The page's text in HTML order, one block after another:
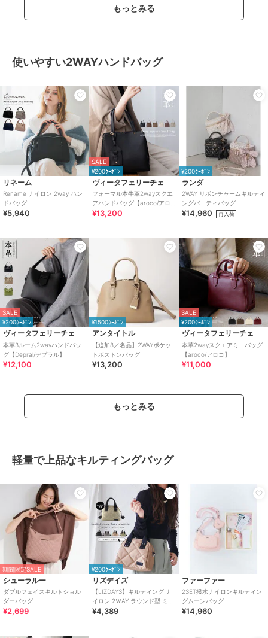
もっとみる
使いやすい2WAYハンドバッグ
リネーム
Rename ナイロン 2way ハン
ドバッグ
¥5,940
SALE
¥200ｸｰﾎﾟﾝ
ヴィータフェリーチェ
フォーマル本牛革2wayスクエ
アハンドバッグ【aroco/アロ
コ】セレモニー向け
¥13,200
¥200ｸｰﾎﾟﾝ
ランダ
2WAY リボンチャームキルティ
ングバニティバッグ
¥14,960 再入荷
SALE
¥200ｸｰﾎﾟﾝ
ヴィータフェリーチェ
本革3ルーム2wayハンドバッ
グ【Depral/デプラル】
¥12,100
¥1500ｸｰﾎﾟﾝ
アンタイトル
【追加8／名品】2WAYポケッ
トボストンバッグ
¥13,200
SALE
¥200ｸｰﾎﾟﾝ
ヴィータフェリーチェ
本革2wayスクエアミニバッグ
【aroco/アロコ】
¥11,000
もっとみる
軽量で上品なキルティングバッグ
期間限定SALE
シューラルー
ダブルフェイスキルトショル
ダーバッグ
¥2,699
¥200ｸｰﾎﾟﾝ
リズデイズ
【LIZDAYS】キルティング ナ
イロン 2ＷAY ラウンド型 ミニ
バッグ
¥4,389
ファーファー
2SET撥水ナイロンキルティン
グムーンバッグ
¥14,960